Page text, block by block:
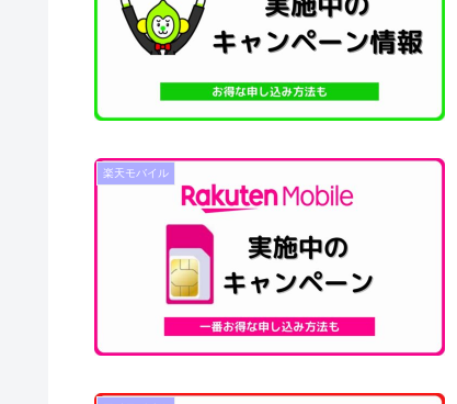
楽天モバイル